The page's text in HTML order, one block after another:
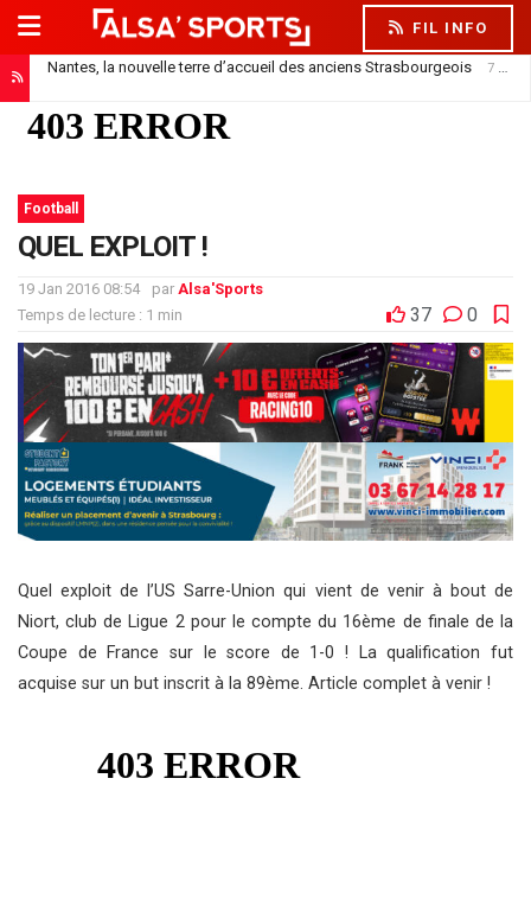
FIL INFO
Nantes, la nouvelle terre d’accueil des anciens Strasbourgeois 7 août 2026
Football
QUEL EXPLOIT !
19 Jan 2016 08:54 par Alsa'Sports
Temps de lecture : 1 min
37 0
Quel exploit de l’US Sarre-Union qui vient de venir à bout de
Niort, club de Ligue 2 pour le compte du 16ème de finale de la
Coupe de France sur le score de 1-0 ! La qualification fut
acquise sur un but inscrit à la 89ème. Article complet à venir !